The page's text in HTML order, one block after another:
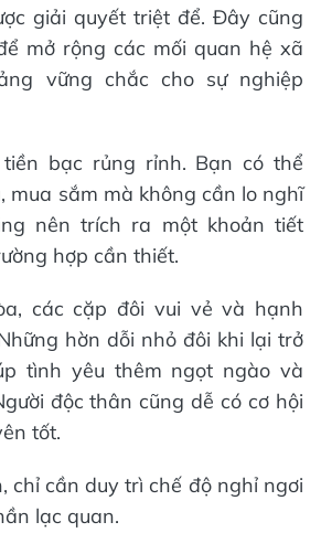
giải quyết triệt để. Đây cũng
mở rộng các mối quan hệ xã
vững chắc cho sự nghiệp
bạc rủng rỉnh. Bạn có thể
mua sắm mà không cần lo nghĩ
nên trích ra một khoản tiết
hợp cần thiết.
các cặp đôi vui vẻ và hạnh
hờn dỗi nhỏ đôi khi lại trở
tình yêu thêm ngọt ngào và
độc thân cũng dễ có cơ hội
tốt.
chỉ cần duy trì chế độ nghỉ ngơi
lạc quan.